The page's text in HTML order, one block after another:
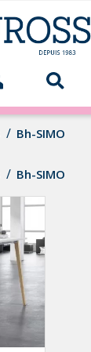
Bh-SIMO
Bh-SIMO